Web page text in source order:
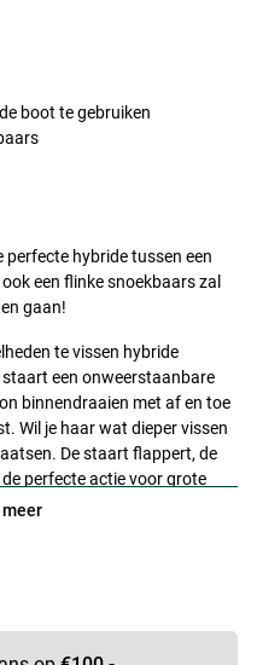
boot te gebruiken
perfecte hybride tussen een
een flinke snoekbaars zal
gaan!
te vissen hybride
een onweerstaanbare
binnendraaien met af en toe
Wil je haar wat dieper vissen
De staart flappert, de
perfecte actie voor grote